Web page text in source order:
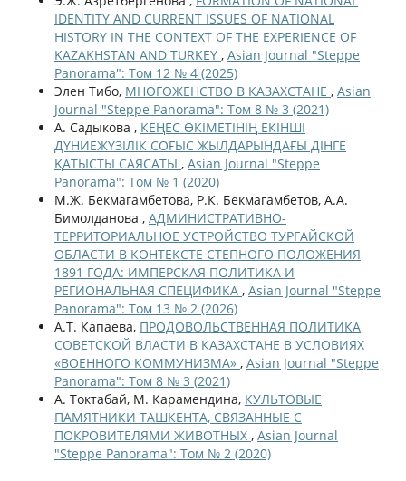
IDENTITY AND CURRENT ISSUES OF NATIONAL
HISTORY IN THE CONTEXT OF THE EXPERIENCE OF
KAZAKHSTAN AND TURKEY , Asian Journal "Steppe
Panorama": Том 12 № 4 (2025)
Элен Тибо, МНОГОЖЕНСТВО В КАЗАХСТАНЕ , Asian
Journal "Steppe Panorama": Том 8 № 3 (2021)
А. Садыкова , КЕҢЕС ӨКІМЕТІНІҢ ЕКІНШІ
ДҮНИЕЖҮЗІЛІК СОҒЫС ЖЫЛДАРЫНДАҒЫ ДІНГЕ
ҚАТЫСТЫ САЯСАТЫ , Asian Journal "Steppe
Panorama": Том № 1 (2020)
М.Ж. Бекмагамбетова, Р.К. Бекмагамбетов, А.А.
Бимолданова , АДМИНИСТРАТИВНО-
ТЕРРИТОРИАЛЬНОЕ УСТРОЙСТВО ТУРГАЙСКОЙ
ОБЛАСТИ В КОНТЕКСТЕ СТЕПНОГО ПОЛОЖЕНИЯ
1891 ГОДА: ИМПЕРСКАЯ ПОЛИТИКА И
РЕГИОНАЛЬНАЯ СПЕЦИФИКА , Asian Journal "Steppe
Panorama": Том 13 № 2 (2026)
А.Т. Капаева, ПРОДОВОЛЬСТВЕННАЯ ПОЛИТИКА
СОВЕТСКОЙ ВЛАСТИ В КАЗАХСТАНЕ В УСЛОВИЯХ
«ВОЕННОГО КОММУНИЗМА» , Asian Journal "Steppe
Panorama": Том 8 № 3 (2021)
А. Токтабай, М. Карамендина, КУЛЬТОВЫЕ
ПАМЯТНИКИ ТАШКЕНТА, СВЯЗАННЫЕ С
ПОКРОВИТЕЛЯМИ ЖИВОТНЫХ , Asian Journal
"Steppe Panorama": Том № 2 (2020)